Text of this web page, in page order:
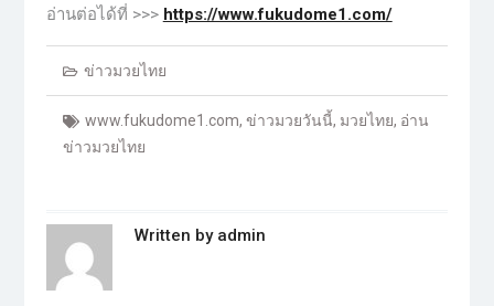
อ่านต่อได้ที่ >>> https://www.fukudome1.com/
ข่าวมวยไทย
www.fukudome1.com, ข่าวมวยวันนี้, มวยไทย, อ่าน
ข่าวมวยไทย
Written by admin